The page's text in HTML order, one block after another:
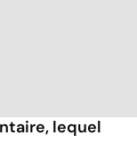
lequel